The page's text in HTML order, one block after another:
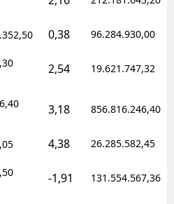
0,38 96.284.930,00
2,54 19.621.747,32
3,18 856.816.246,40
4,38 26.285.582,45
-1,91 131.554.567,36